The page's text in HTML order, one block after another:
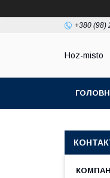
+380 (98)
Hoz-misto